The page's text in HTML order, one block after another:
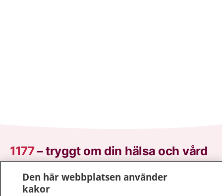
1177–tryggt om din hälsa och vård
På 1177.se får du råd om hälsa och information om
sjukdomar och vilka mottagningar du kan kontakta.
Den här webbplatsen använder
kakor